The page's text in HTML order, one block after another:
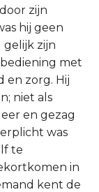
zijn
hij geen
gelijk zijn
met
en zorg. Hij
niet als
en gezag
was
te
in
kent de